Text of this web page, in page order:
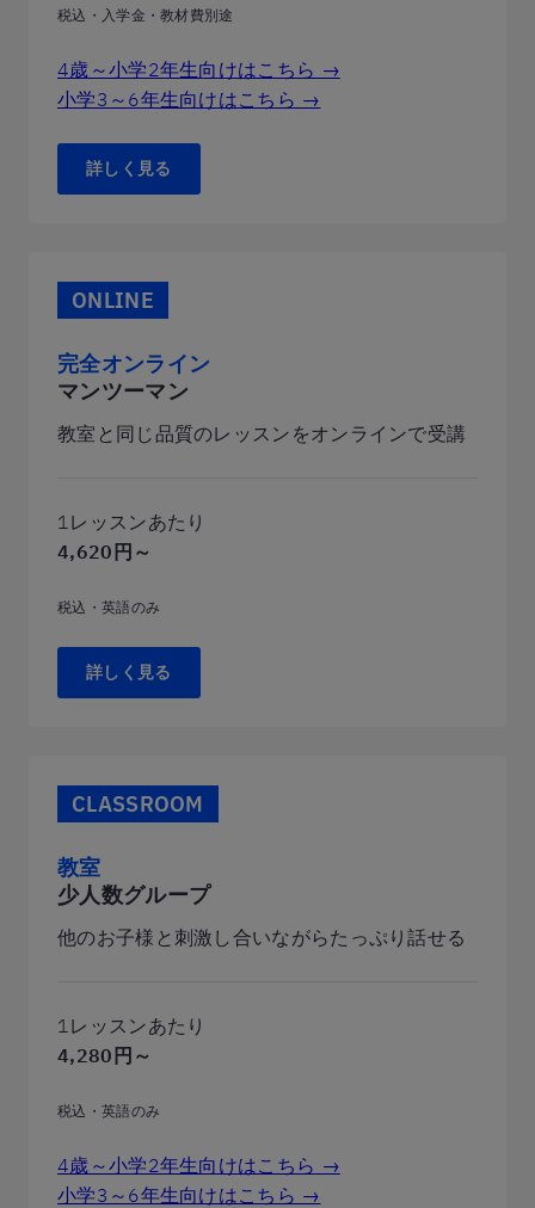
税込・入学金・教材費別途
4歳～小学2年生向けはこちら →
小学3～6年生向けはこちら →
詳しく見る
ONLINE
完全オンライン
マンツーマン
教室と同じ品質のレッスンをオンラインで受講
1レッスンあたり
4,620円～
税込・英語のみ
詳しく見る
CLASSROOM
教室
少人数グループ
他のお子様と刺激し合いながらたっぷり話せる
1レッスンあたり
4,280円～
税込・英語のみ
4歳～小学2年生向けはこちら →
小学3～6年生向けはこちら →